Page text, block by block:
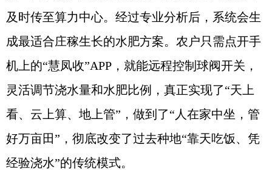
及时传至算力中心。经过专业分析后，系统会生
成最适合庄稼生长的水肥方案。农户只需点开手
机上的“慧凤收”APP，就能远程控制球阀开关，
灵活调节浇水量和水肥比例，真正实现了“天上
看、云上算、地上管”，做到了“人在家中坐，管
好万亩田”，彻底改变了过去种地“靠天吃饭、凭
经验浇水”的传统模式。